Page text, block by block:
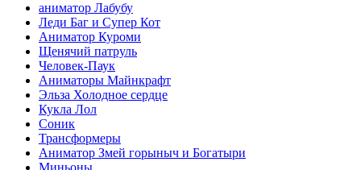
аниматор Лабубу
Леди Баг и Супер Кот
Аниматор Куроми
Щенячий патруль
Человек-Паук
Аниматоры Майнкрафт
Эльза Холодное сердце
Кукла Лол
Соник
Трансформеры
Аниматор Змей горыныч и Богатыри
Миньоны